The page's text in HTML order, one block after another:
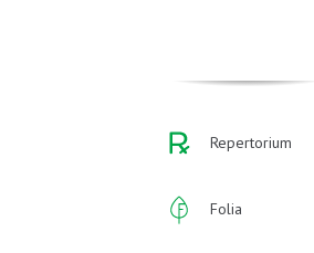
Repertorium
Folia